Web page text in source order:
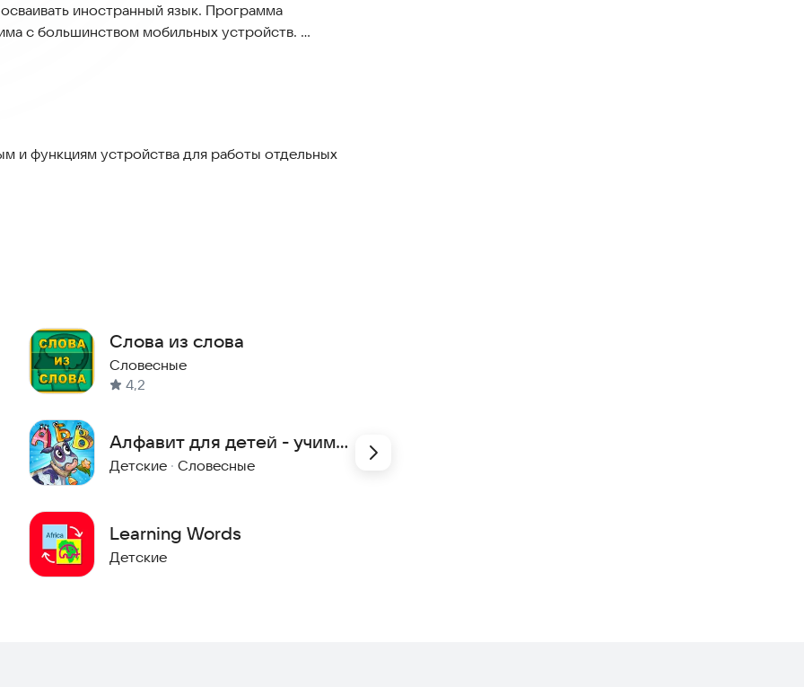
иностранный язык. Программа
с большинством мобильных устройств.
прилагательные, глаголы, алфавит с
языка.
морская жизнь)
принадлежности
и функциям устройства для работы отдельных
Слова из слова
Словесные
4,2
Алфавит для детей - учим
играя
Детские · Словесные
Learning Words
Детские